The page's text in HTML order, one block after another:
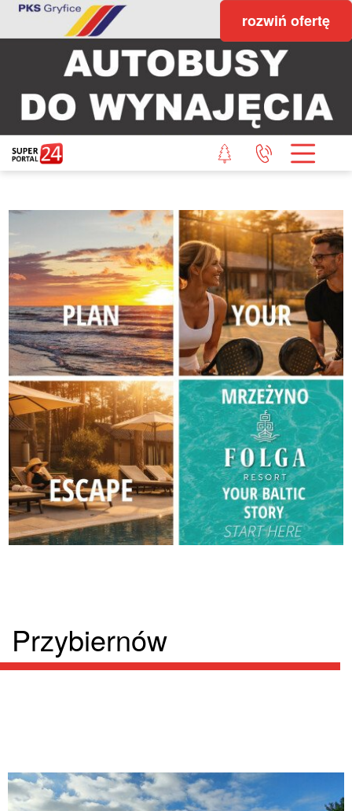
rozwiń ofertę
Przybiernów